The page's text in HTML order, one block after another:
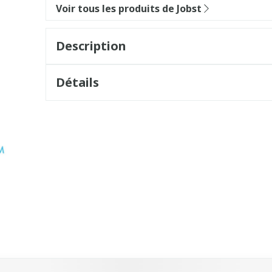
Voir tous les produits de Jobst
Description
Détails